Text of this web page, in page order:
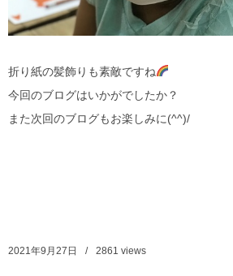
折り紙の髪飾りも素敵ですね
今回のブログはいかがでしたか？
また次回のブログもお楽しみに(^^)/
2021年9月27日 2861 views